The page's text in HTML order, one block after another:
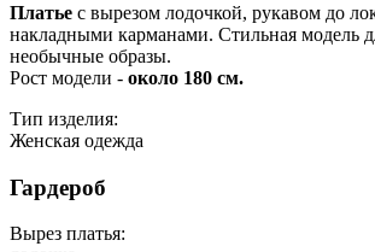
Платье с вырезом лодочкой, рукавом до
накладными карманами. Стильная модель
необычные образы.
Рост модели - около 180 см.
Тип изделия:
Женская одежда
Гардероб
Вырез платья: